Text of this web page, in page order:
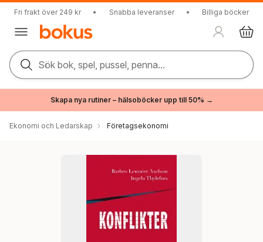
Fri frakt över 249 kr • Snabba leveranser • Billiga böcker
Sök bok, spel, pussel, penna...
Skapa nya rutiner – hälsoböcker upp till 50% →
Ekonomi och Ledarskap Företagsekonomi